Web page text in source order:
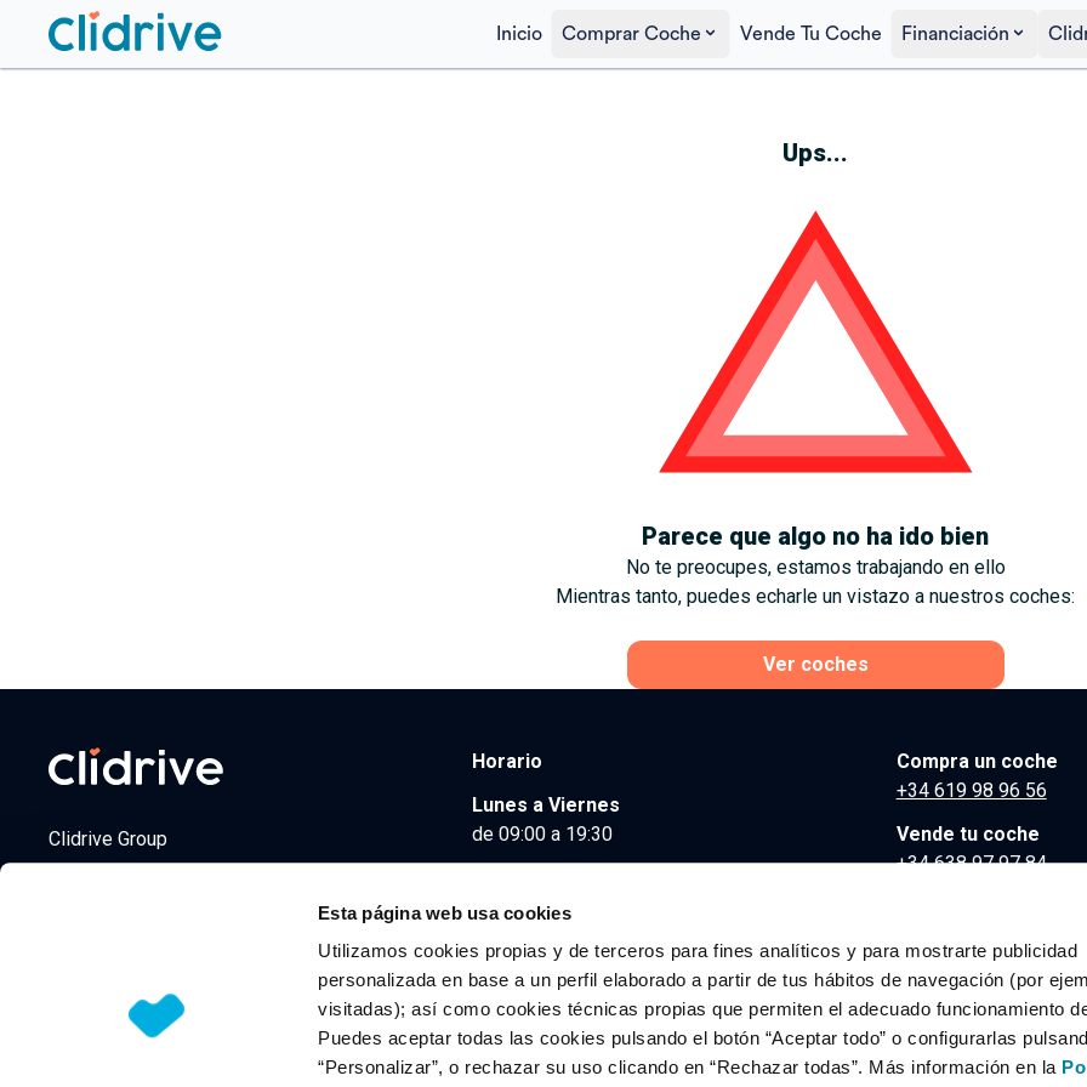
Esta página web usa cookies
Utilizamos cookies propias y de terceros para fines analíticos y para mostrarte publicidad
personalizada en base a un perfil elaborado a partir de tus hábitos de navegación (por
visitadas); así como cookies técnicas propias que permiten el adecuado funcionamiento
Puedes aceptar todas las cookies pulsando el botón “Aceptar todo” o configurarlas
“Personalizar”, o rechazar su uso clicando en “Rechazar todas”. Más información en la
Inicio Comprar Coche Vende Tu Coche Financiación
Ups...
Parece que algo no ha ido bien
No te preocupes, estamos trabajando en ello
Mientras tanto, puedes echarle un vistazo a nuestros coches:
Ver coches
Clidrive Group
Horario
Lunes a Viernes
de 09:00 a 19:30
Compra un coche
+34 619 98 96 56
Vende tu coche
+34 638 97 97 84
© 2026 CLIDRIVE CAPITAL, SOCIEDAD LIMITADA. Todos los derechos reservados.